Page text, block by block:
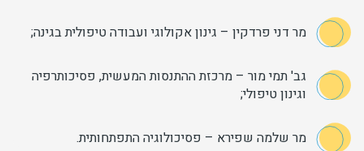
מר דני פרדקין – גינון אקולוגי ועבודה טיפולית בגינה;
גב' תמי מור – מרכזת ההתנסות המעשית, פסיכותרפיה
וגינון טיפולי;
מר שלמה שפירא – פסיכולוגיה התפתחותית.